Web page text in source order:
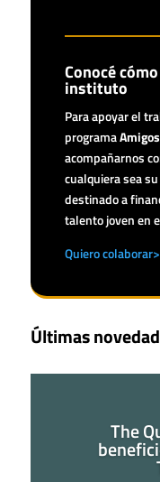
Conocé
instituto
Para apoyar el
programa
acompañarnos
cualquiera sea
destinado a
talento joven en
Quiero colaborar>
Últimas
The